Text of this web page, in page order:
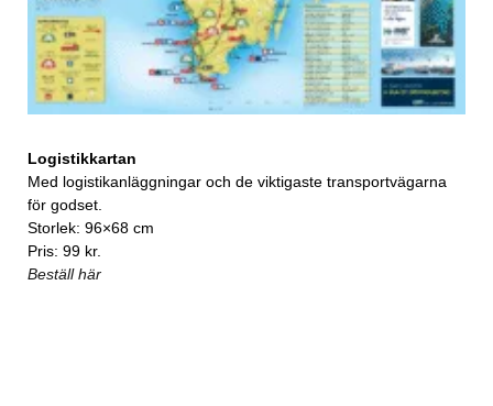
Logistikkartan
Med logistikanläggningar och de viktigaste transportvägarna
för godset.
Storlek: 96×68 cm
Pris: 99 kr.
Beställ här